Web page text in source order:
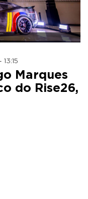
Marques
do Rise26,